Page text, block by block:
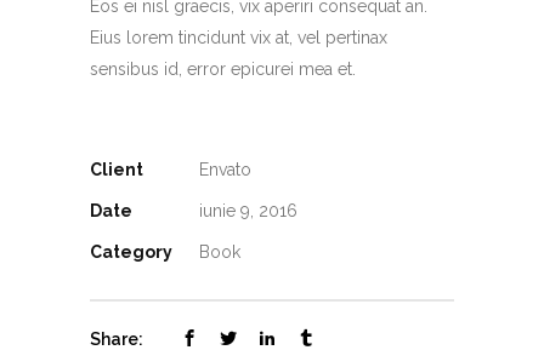
Eos ei nisl graecis, vix aperiri consequat an.
Eius lorem tincidunt vix at, vel pertinax
sensibus id, error epicurei mea et.
Client Envato
Date iunie 9, 2016
Category Book
Share: